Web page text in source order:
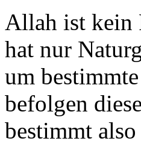
Allah ist kein
hat nur
um
befolgen
bestimmt also